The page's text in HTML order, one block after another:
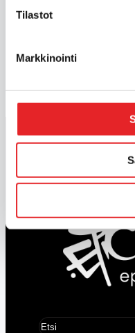
Tilastot
Markkinointi
Aloita